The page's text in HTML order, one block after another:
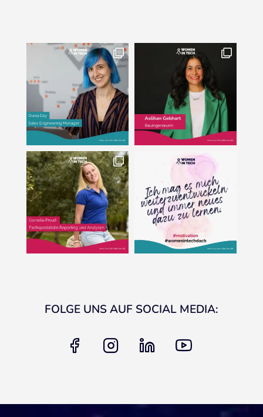
FOLGE UNS AUF SOCIAL MEDIA:
facebook instagram